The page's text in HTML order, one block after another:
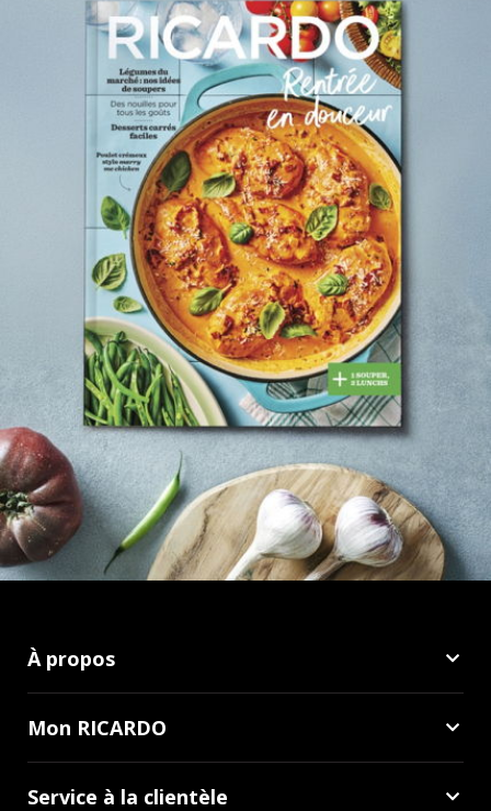
À propos
Mon RICARDO
Service à la clientèle